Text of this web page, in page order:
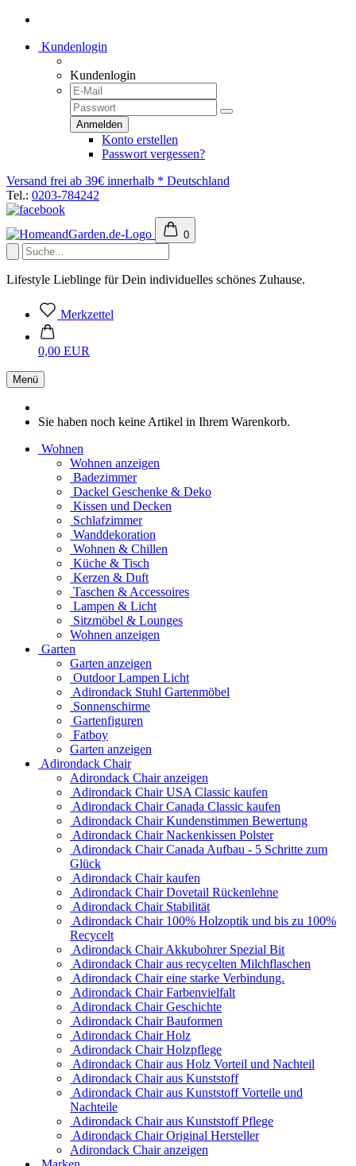
Kundenlogin
Kundenlogin
Konto erstellen
Passwort vergessen?
Versand frei ab 39€ innerhalb * Deutschland
Tel.: 0203-784242
0
Lifestyle Lieblinge für Dein individuelles schönes Zuhause.
Merkzettel
0,00 EUR
Menü
Sie haben noch keine Artikel in Ihrem Warenkorb.
Wohnen
Wohnen anzeigen
Badezimmer
Dackel Geschenke & Deko
Kissen und Decken
Schlafzimmer
Wanddekoration
Wohnen & Chillen
Küche & Tisch
Kerzen & Duft
Taschen & Accessoires
Lampen & Licht
Sitzmöbel & Lounges
Wohnen anzeigen
Garten
Garten anzeigen
Outdoor Lampen Licht
Adirondack Stuhl Gartenmöbel
Sonnenschirme
Gartenfiguren
Fatboy
Garten anzeigen
Adirondack Chair
Adirondack Chair anzeigen
Adirondack Chair USA Classic kaufen
Adirondack Chair Canada Classic kaufen
Adirondack Chair Kundenstimmen Bewertung
Adirondack Chair Nackenkissen Polster
Adirondack Chair Canada Aufbau - 5 Schritte zum
Glück
Adirondack Chair kaufen
Adirondack Chair Dovetail Rückenlehne
Adirondack Chair Stabilität
Adirondack Chair 100% Holzoptik und bis zu 100%
Recycelt
Adirondack Chair Akkubohrer Spezial Bit
Adirondack Chair aus recycelten Milchflaschen
Adirondack Chair eine starke Verbindung.
Adirondack Chair Farbenvielfalt
Adirondack Chair Geschichte
Adirondack Chair Bauformen
Adirondack Chair Holz
Adirondack Chair Holzpflege
Adirondack Chair aus Holz Vorteil und Nachteil
Adirondack Chair aus Kunststoff
Adirondack Chair aus Kunststoff Vorteile und
Nachteile
Adirondack Chair aus Kunststoff Pflege
Adirondack Chair Original Hersteller
Adirondack Chair anzeigen